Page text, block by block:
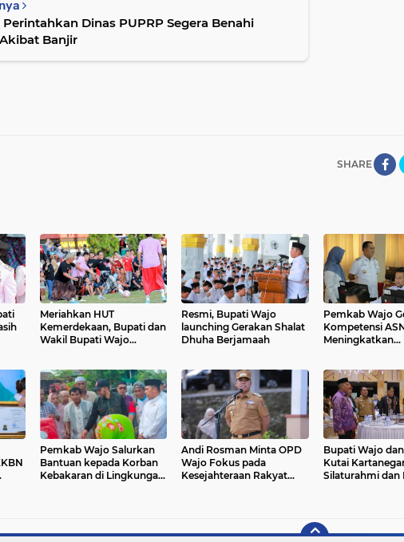
Dinas PUPRP Segera Benahi
Banjir
SHARE
Meriahkan HUT
Kemerdekaan, Bupati dan
Wakil Bupati Wajo
Resmi, Bupati Wajo
launching Gerakan Shalat
Dhuha Berjamaah
Pemkab Wajo
Kompetensi
Meningkatkan
Pemkab Wajo Salurkan
Bantuan kepada Korban
Kebakaran di Lingkungan
Andi Rosman Minta OPD
Wajo Fokus pada
Kesejahteraan Rakyat
Bupati Wajo
Kutai
Silaturahmi dan